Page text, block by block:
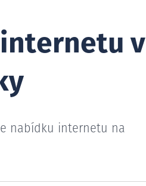
v
nabídku internetu na